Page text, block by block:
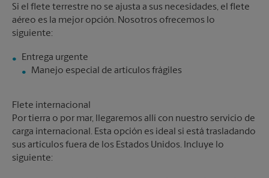
Si el flete terrestre no se ajusta a sus necesidades, el flete
aéreo es la mejor opción. Nosotros ofrecemos lo
siguiente:
Manejo especial de artículos frágiles
Flete internacional
Por tierra o por mar, llegaremos allí con nuestro servicio de
carga internacional. Esta opción es ideal si está trasladando
sus artículos fuera de los Estados Unidos. Incluye lo
siguiente: